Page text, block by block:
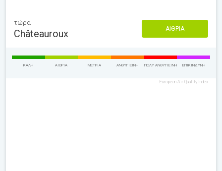
τώρα
Châteauroux ΑΊΘΡΙΑ
ΚΑΛΉ ΑΊΘΡΙΑ ΜΈΤΡΙΑ ΑΝΘΥΓΙΕΙΝΉ ΠΟΛΎ ΑΝΘΥΓΙΕΙΝΉ ΕΠΙΚΊΝΔΥΝΗ
European Air Quality Index